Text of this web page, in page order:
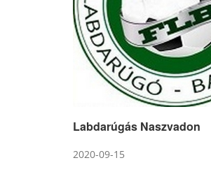
Labdarúgás Naszvadon
2020-09-15